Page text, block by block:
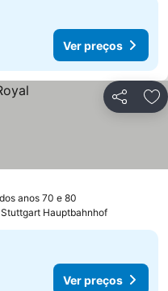
Ver preços
Partilhar
anos 70 e 80
Stuttgart Hauptbahnhof
Ver preços